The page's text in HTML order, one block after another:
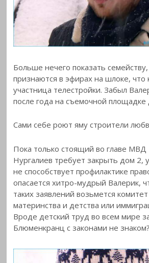
Больше нечего показать
признаются в эфирах на шлоке, что
участница телестройки. Забыл
после года на съемочной площадке
Сами себе роют яму строители
Пока только стоящий во главе
Нургалиев требует закрыть дом 2,
не способствует профилактике
опасается хитро-мудрый Валерик,
таких заявлений возьмется
материнства и детства или
Вроде детский труд во всем мире
Блюменкранц с законами не знаком?